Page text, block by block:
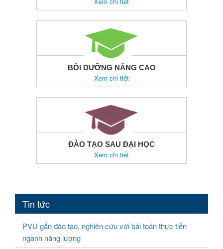
BỒI DƯỠNG NÂNG CAO
Xem chi tiết
ĐÀO TẠO SAU ĐẠI HỌC
Xem chi tiết
Tin tức
PVU gắn đào tạo, nghiên cứu với bài toán thực tiễn
ngành năng lượng